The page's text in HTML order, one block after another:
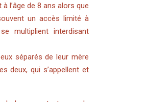
l’âge de 8 ans alors que
un accès limité à
multiplient interdisant
séparés de leur mère
deux, qui s’appellent et